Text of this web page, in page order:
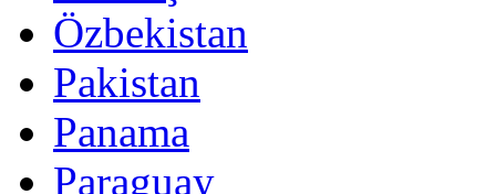
Özbekistan
Pakistan
Panama
Paraguay